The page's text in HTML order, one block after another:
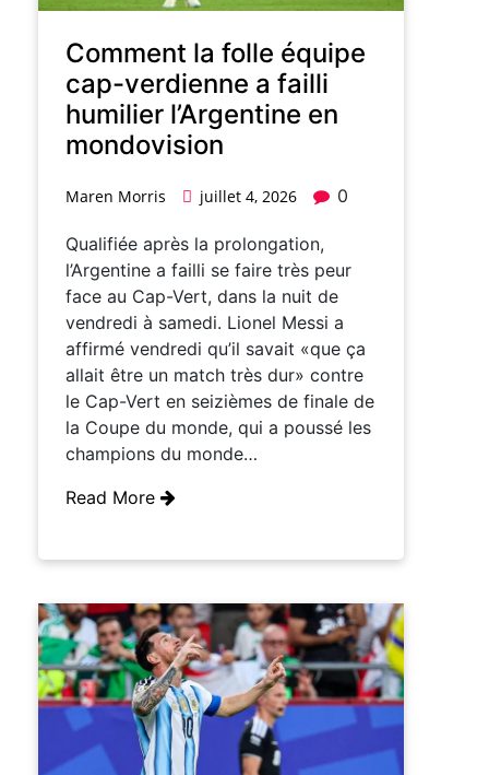
Comment la folle équipe
cap-verdienne a failli
humilier l’Argentine en
mondovision
Maren Morris juillet 4, 2026 0
Qualifiée après la prolongation,
l’Argentine a failli se faire très peur
face au Cap-Vert, dans la nuit de
vendredi à samedi. Lionel Messi a
affirmé vendredi qu’il savait «que ça
allait être un match très dur» contre
le Cap-Vert en seizièmes de finale de
la Coupe du monde, qui a poussé les
champions du monde…
Read More